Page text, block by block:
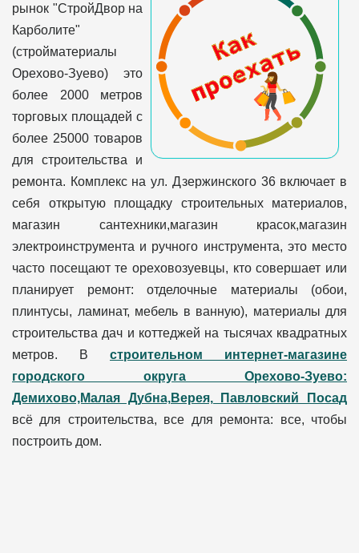
рынок "СтройДвор на
Карболите"
(стройматериалы
Орехово-Зуево) это
более 2000 метров
торговых площадей с
более 25000 товаров
для строительства и
ремонта. Комплекс на ул. Дзержинского 36 включает в
себя открытую площадку строительных материалов,
магазин сантехники,магазин красок,магазин
электроинструмента и ручного инструмента, это место
часто посещают те ореховозуевцы, кто совершает или
планирует ремонт: отделочные материалы (обои,
плинтусы, ламинат, мебель в ванную), материалы для
строительства дач и коттеджей на тысячах квадратных
метров. В строительном интернет-магазине
городского округа Орехово-Зуево:
Демихово,Малая Дубна,Верея, Павловский Посад
всё для строительства, все для ремонта: все, чтобы
построить дом.